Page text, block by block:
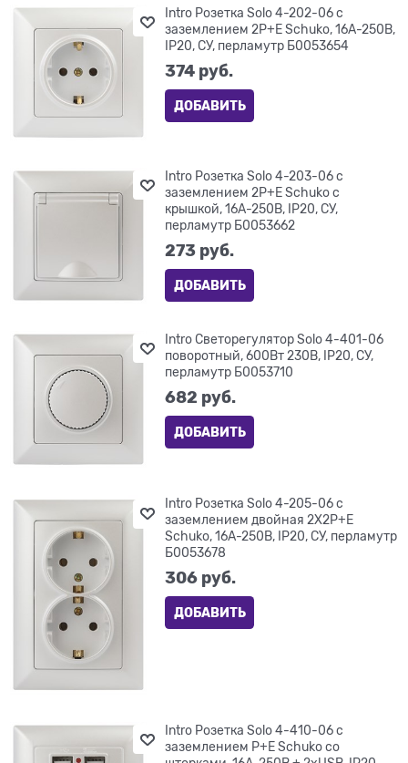
Intro Розетка Solo 4-202-06 с
заземлением 2P+E Schuko, 16А-250В,
IP20, СУ, перламутр Б0053654
374 руб.
ДОБАВИТЬ
Intro Розетка Solo 4-203-06 с
заземлением 2P+E Schuko с
крышкой, 16А-250В, IP20, СУ,
перламутр Б0053662
273 руб.
ДОБАВИТЬ
Intro Светорегулятор Solo 4-401-06
поворотный, 600Вт 230В, IP20, СУ,
перламутр Б0053710
682 руб.
ДОБАВИТЬ
Intro Розетка Solo 4-205-06 с
заземлением двойная 2X2P+E
Schuko, 16А-250В, IP20, СУ, перламутр
Б0053678
306 руб.
ДОБАВИТЬ
Intro Розетка Solo 4-410-06 с
заземлением P+E Schuko со